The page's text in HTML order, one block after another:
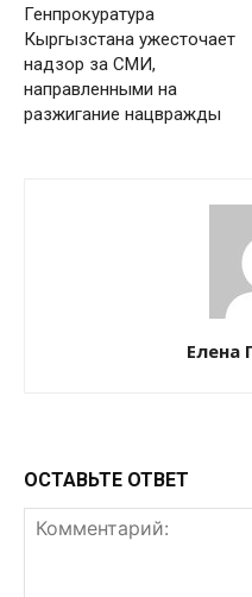
Генпрокуратура
Кыргызстана ужесточает
надзор за СМИ,
направленными на
разжигание нацвражды
Елена
ОСТАВЬТЕ ОТВЕТ